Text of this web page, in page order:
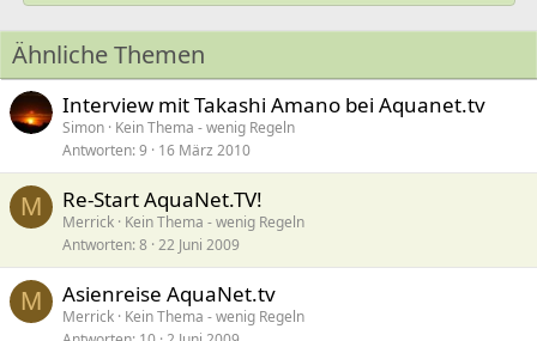
Ähnliche Themen
Interview mit Takashi Amano bei Aquanet.tv
Simon Kein Thema - wenig Regeln
Antworten 9 16 März 2010
M Re-Start AquaNet.TV!
Merrick Kein Thema - wenig Regeln
Antworten 8 22 Juni 2009
M Asienreise AquaNet.tv
Merrick Kein Thema - wenig Regeln